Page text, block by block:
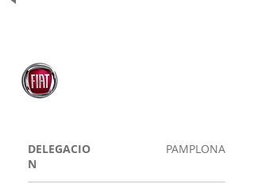
DELEGACIO
N
PAMPLONA